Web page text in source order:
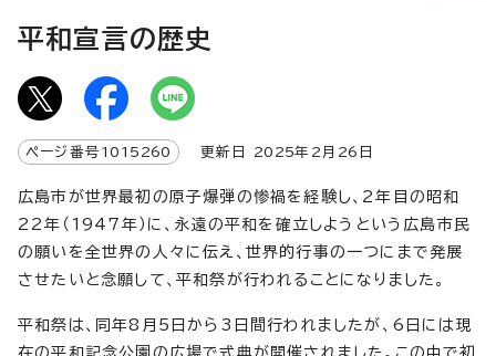
平和宣言の歴史
ページ番号 1015260 更新日 2025年2月 26 日
広島市が世界最初の原子爆弾の惨禍を経験し、2年目の昭和
22年（1947年）に、永遠の平和を確立しようという広島市民
の願いを全世界の人々に伝え、世界的行事の一つにまで発展
させたいと念願して、平和祭が行われることになりました。
平和祭は、同年8月5日から3日間行われましたが、6日には現
在の平和記念公園の広場で式典が開催されました。この中で初